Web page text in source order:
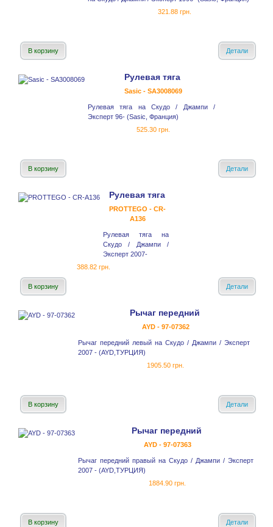
321.88 грн.
В корзину Детали
Рулевая тяга
Sasic - SA3008069
Рулевая тяга на Скудо / Джампи /
Эксперт 96- (Sasic, Франция)
525.30 грн.
В корзину Детали
Рулевая тяга
PROTTEGO - CR-
A136
Рулевая тяга на
Скудо / Джампи /
Эксперт 2007-
388.82 грн.
В корзину Детали
Рычаг передний
AYD - 97-07362
Рычаг передний левый на Скудо / Джампи / Эксперт
2007 - (AYD,ТУРЦИЯ)
1905.50 грн.
В корзину Детали
Рычаг передний
AYD - 97-07363
Рычаг передний правый на Скудо / Джампи / Эксперт
2007 - (AYD,ТУРЦИЯ)
1884.90 грн.
В корзину Детали